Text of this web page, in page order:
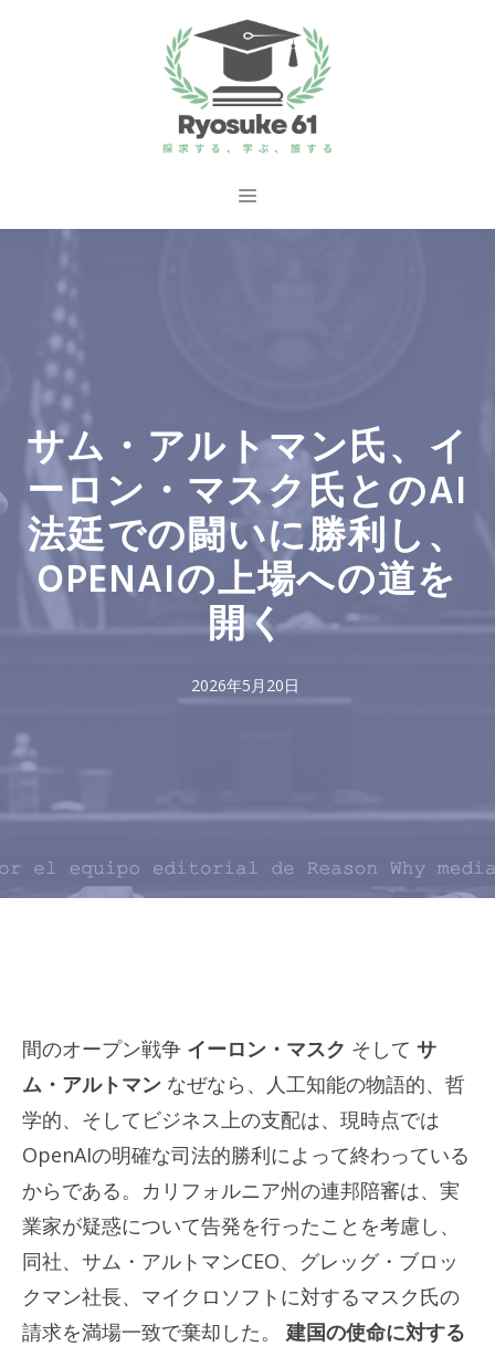
ス
メ
サム・アルトマン氏、イ
ーロン・マスク氏とのAI
法廷での闘いに勝利し、
OPENAIの上場への道を
開く
2026年5月20日
間のオープン戦争 イーロン・マスク そして サ
ム・アルトマン なぜなら、人工知能の物語的、哲
学的、そしてビジネス上の支配は、現時点では
OpenAIの明確な司法的勝利によって終わっている
からである。カリフォルニア州の連邦陪審は、実
業家が疑惑について告発を行ったことを考慮し、
同社、サム・アルトマンCEO、グレッグ・ブロッ
クマン社長、マイクロソフトに対するマスク氏の
請求を満場一致で棄却した。 建国の使命に対する